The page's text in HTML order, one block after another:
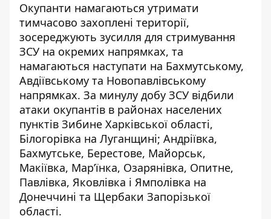
Окупанти намагаються утримати
тимчасово захоплені території,
зосереджують зусилля для стримування
ЗСУ на окремих напрямках, та
намагаються наступати на Бахмутському,
Авдіївському та Новопавлівському
напрямках. За минулу добу ЗСУ відбили
атаки окупантів в районах населених
пунктів Зибине Харківської області,
Білогорівка на Луганщині; Андріївка,
Бахмутське, Берестове, Майорськ,
Макіївка, Мар’їнка, Озарянівка, Опитне,
Павлівка, Яковлівка і Ямполівка на
Донеччині та Щербаки Запорізької
області.